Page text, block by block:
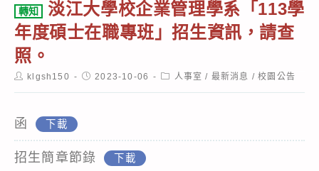
轉知
淡江大學校企業管理學系「113學
年度碩士在職專班」招生資訊，請查
照。
Postklgsh150
Post2023-10-06
Post人事室 / 最新消息 / 校園公告
函 下載
招生簡章節錄 下載